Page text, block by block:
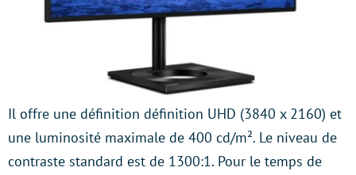
Il offre une définition définition UHD (3840 x 2160) et
une luminosité maximale de 400 cd/m². Le niveau de
contraste standard est de 1300:1. Pour le temps de